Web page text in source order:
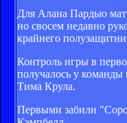
Для Алана Пардью
но свосем недавно
крайнего
Контроль игры в
получалось у команды
Тима Крула.
Первыми забили